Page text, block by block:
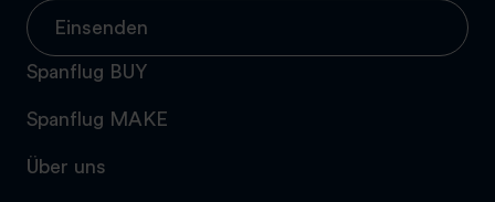
Einsenden
Spanflug BUY
Spanflug MAKE
Über uns